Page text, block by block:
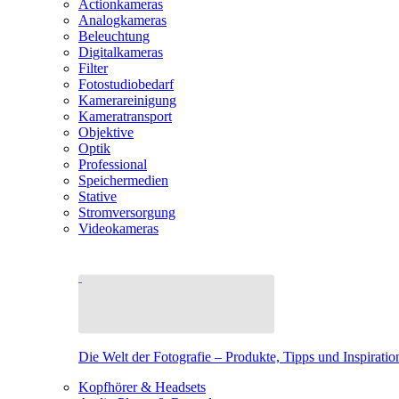
Actionkameras
Analogkameras
Beleuchtung
Digitalkameras
Filter
Fotostudiobedarf
Kamerareinigung
Kameratransport
Objektive
Optik
Professional
Speichermedien
Stative
Stromversorgung
Videokameras
Die Welt der Fotografie – Produkte, Tipps und
Kopfhörer & Headsets